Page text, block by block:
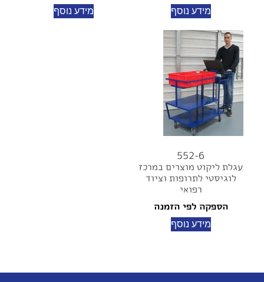
מידע נוסף מידע נוסף
552-6
עגלת ליקוט מוצרים במרכז
לוגיסטי לתרופות וציוד
רפואי
הספקה לפי הזמנה
מידע נוסף